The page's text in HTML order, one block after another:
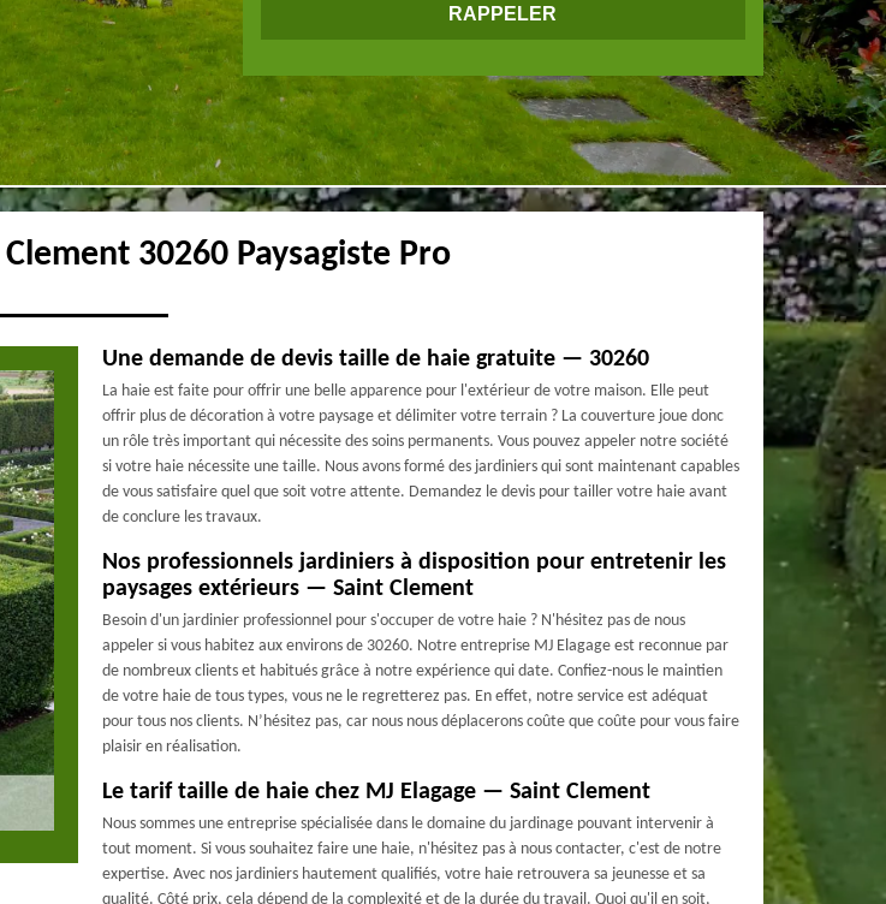
30260 Paysagiste Pro
Une demande de devis taille de haie gratuite — 30260
La haie est faite pour offrir une belle apparence pour l'extérieur de votre maison. Elle peut
offrir plus de décoration à votre paysage et délimiter votre terrain ? La couverture joue donc
un rôle très important qui nécessite des soins permanents. Vous pouvez appeler notre société
si votre haie nécessite une taille. Nous avons formé des jardiniers qui sont maintenant capables
de vous satisfaire quel que soit votre attente. Demandez le devis pour tailler votre haie avant
de conclure les travaux.
Nos professionnels jardiniers à disposition pour entretenir les
paysages extérieurs — Saint Clement
Besoin d'un jardinier professionnel pour s'occuper de votre haie ? N'hésitez pas de nous
appeler si vous habitez aux environs de 30260. Notre entreprise MJ Elagage est reconnue par
de nombreux clients et habitués grâce à notre expérience qui date. Confiez-nous le maintien
de votre haie de tous types, vous ne le regretterez pas. En effet, notre service est adéquat
pour tous nos clients. N’hésitez pas, car nous nous déplacerons coûte que coûte pour vous faire
plaisir en réalisation.
Le tarif taille de haie chez MJ Elagage — Saint Clement
Nous sommes une entreprise spécialisée dans le domaine du jardinage pouvant intervenir à
tout moment. Si vous souhaitez faire une haie, n'hésitez pas à nous contacter, c'est de notre
expertise. Avec nos jardiniers hautement qualifiés, votre haie retrouvera sa jeunesse et sa
qualité. Côté prix, cela dépend de la complexité et de la durée du travail. Quoi qu'il en soit,